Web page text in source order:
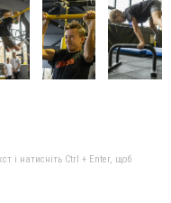
і натисніть Ctrl + Enter, щоб